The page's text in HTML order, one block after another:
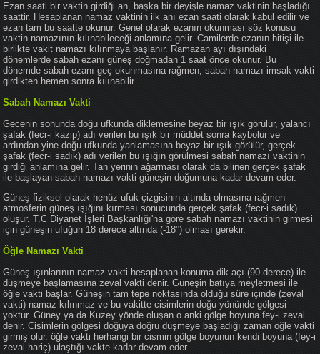
Ezan saati bir vaktin girdiği an, başka bir deyişle namaz vaktinin başladığı
saattir. Hesaplanan namaz vaktinin ilk anı ezan saati olarak kabul edilir ve
ezan tam bu saatte okunur. Genel olarak ezanın okunması söz konusu
vaktin namazının kılınabileceği anlamına gelir. Camilerde ezanın bitişi ile
birlikte vakit namazı kılınmaya başlanır. Ramazan ayı dışındaki
dönemlerde sabah ezanı güneş doğmadan 1 saat önce okunur. Bu
dönemde sabah ezanı geç okunmasına rağmen, sabah namazı imsak vakti
girdikten hemen sonra kılınabilir.
Sabah Namazı Vakti
Gecenin sonunda doğu ufkunda diklemesine beyaz bir ışık görülür, yalancı
şafak (fecr-i kazip) adı verilen bu ışık bir müddet sonra kaybolur ve
ardından yine doğu ufkunda yanlamasına beyaz bir ışık görülür, gerçek
şafak (fecr-i sadık) adı verilen bu ışığın görülmesi sabah namazı vaktinin
girdiği anlamına gelir. Tan yerinin ağarması olarak da bilinen gerçek şafak
ile başlayan sabah namazı vakti güneşin doğumuna kadar devam eder.
Güneş fiziksel olarak henüz ufuk çizgisinin altında olmasına rağmen
atmosferin güneş ışığını kırması sonucunda gerçek şafak (fecr-i sadık)
oluşur. T.C Diyanet İşleri Başkanlığı'na göre sabah namazı vaktinin girmesi
için güneşin ufuğun 18 derece altında (-18°) olması gerekir.
Öğle Namazı Vakti
Güneş ışınlarının namaz vakti hesaplanan konuma dik açı (90 derece) ile
düşmeye başlamasına zeval vakti denir. Güneşin batıya meyletmesi ile
öğle vakti başlar. Güneşin tam tepe noktasında olduğu süre içinde (zeval
vakti) namaz kılınmaz ve bu vakitte cisimlerin doğu yönünde gölgesi
yoktur. Güney ya da Kuzey yönde oluşan o anki gölge boyuna fey-i zeval
denir. Cisimlerin gölgesi doğuya doğru düşmeye başladığı zaman öğle vakti
girmiş olur. öğle vakti herhangi bir cismin gölge boyunun kendi boyuna (fey-i
zeval hariç) ulaştığı vakte kadar devam eder.